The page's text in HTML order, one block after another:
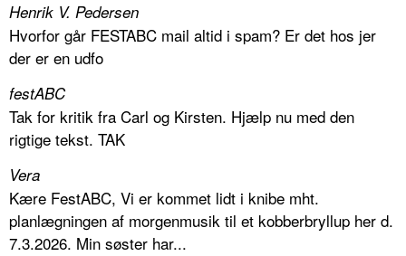
Henrik V. Pedersen
Hvorfor går FESTABC mail altid i spam? Er det hos jer
der er en udfo
festABC
Tak for kritik fra Carl og Kirsten. Hjælp nu med den
rigtige tekst. TAK
Vera
Kære FestABC, Vi er kommet lidt i knibe mht.
planlægningen af morgenmusik til et kobberbryllup her d.
7.3.2026. Min søster har...